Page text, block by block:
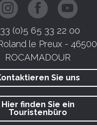
(0)5 65 33 22 00
le Preux - 46500
ROCAMADOUR
Sie uns
Hier finden Sie ein
Touristenbüro